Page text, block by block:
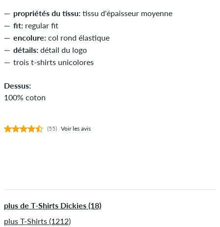
propriétés du tissu: tissu d'épaisseur moyenne
fit: regular fit
encolure: col rond élastique
détails: détail du logo
trois t-shirts unicolores
Dessus:
100% coton
(55) Voir les avis
plus de T-Shirts Dickies (18)
plus T-Shirts (1212)